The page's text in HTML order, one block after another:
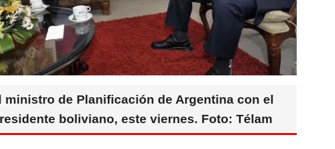
ministro de Planificación de Argentina con el
boliviano, este viernes. Foto: Télam